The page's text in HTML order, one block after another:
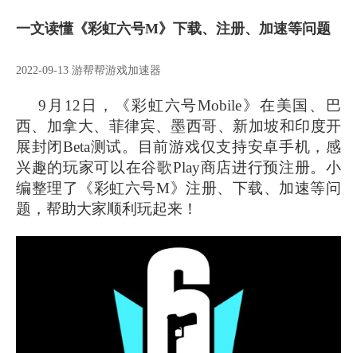
一文读懂《彩虹六号M》下载、注册、加速等问题
2022-09-13 游帮帮游戏加速器
9 月12日，《彩虹六号Mobile》在美国、巴
西、加拿大、菲律宾、墨西哥、新加坡和印度开
展封闭Beta测试。目前游戏仅支持安卓手机，感
兴趣的玩家可以在谷歌Play商店进行预注册。小
编整理了《彩虹六号M》注册、下载、加速等问
题，帮助大家顺利玩起来！